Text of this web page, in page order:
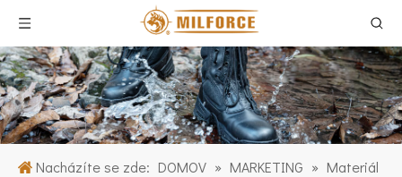
Nacházíte se zde: DOMOV » MARKETING » Materiál